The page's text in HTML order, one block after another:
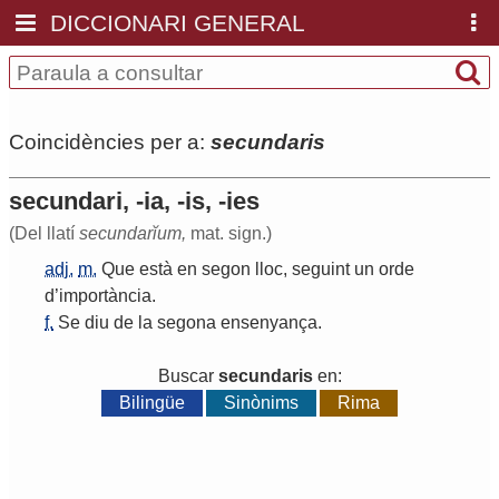
DICCIONARI GENERAL
Coincidències per a: secundaris
secundari, -ia, -is, -ies
(Del llatí secundarĭum, mat. sign.)
adj. m. Que està en segon lloc, seguint un orde
d’importància.
f. Se diu de la segona ensenyança.
Buscar secundarisen:
Bilingüe
Sinònims Rima